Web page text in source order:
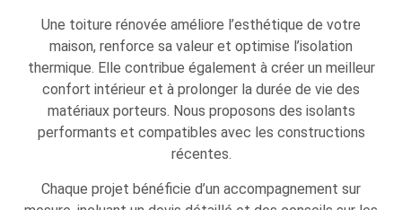
Une toiture rénovée améliore l’esthétique de votre
maison, renforce sa valeur et optimise l’isolation
thermique. Elle contribue également à créer un meilleur
confort intérieur et à prolonger la durée de vie des
matériaux porteurs. Nous proposons des isolants
performants et compatibles avec les constructions
récentes.
Chaque projet bénéficie d’un accompagnement sur